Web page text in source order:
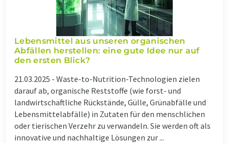
Lebensmittel aus unseren organischen
Abfällen herstellen: eine gute Idee nur auf
den ersten Blick?
21.03.2025 - Waste-to-Nutrition-Technologien zielen
darauf ab, organische Reststoffe (wie forst- und
landwirtschaftliche Rückstände, Gülle, Grünabfälle und
Lebensmittelabfälle) in Zutaten für den menschlichen
oder tierischen Verzehr zu verwandeln. Sie werden oft als
innovative und nachhaltige Lösungen zur ...